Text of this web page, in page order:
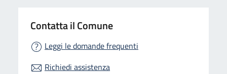
Contatta il Comune
Leggi le domande frequenti
Richiedi assistenza